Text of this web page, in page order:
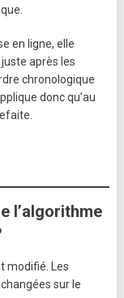
en ligne, elle
après les
chronologique
donc qu’au
l’algorithme
modifié. Les
sur le